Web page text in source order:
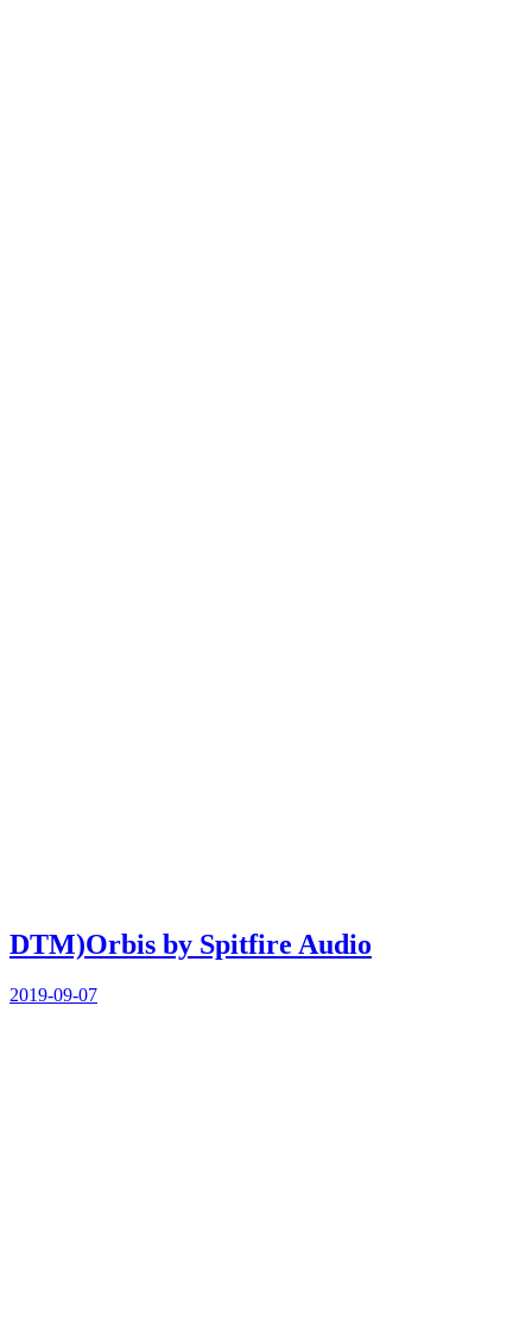
DTM)Orbis by Spitfire Audio
2019-09-07